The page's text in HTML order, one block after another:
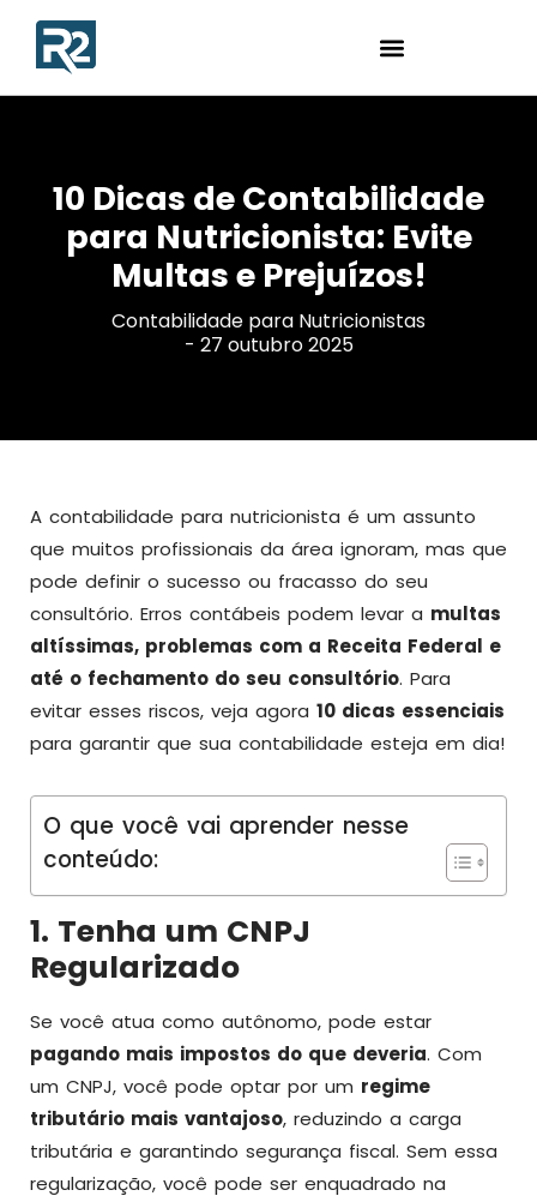
10 Dicas de Contabilidade
para Nutricionista: Evite
Multas e Prejuízos!
Contabilidade para Nutricionistas
- 27 outubro 2025
A contabilidade para nutricionista é um assunto
que muitos profissionais da área ignoram, mas que
pode definir o sucesso ou fracasso do seu
consultório. Erros contábeis podem levar a multas
altíssimas, problemas com a Receita Federal e
até o fechamento do seu consultório. Para
evitar esses riscos, veja agora 10 dicas essenciais
para garantir que sua contabilidade esteja em dia!
O que você vai aprender nesse
conteúdo:
1. Tenha um CNPJ
Regularizado
Se você atua como autônomo, pode estar
pagando mais impostos do que deveria. Com
um CNPJ, você pode optar por um regime
tributário mais vantajoso, reduzindo a carga
tributária e garantindo segurança fiscal. Sem essa
regularização, você pode ser enquadrado na